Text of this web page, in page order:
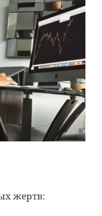
жертв: